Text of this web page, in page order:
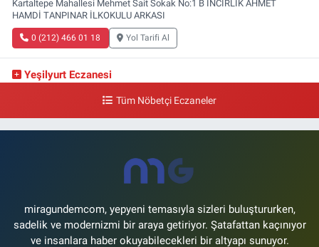
Kartaltepe Mahallesi Mehmet Sait Sokak No:1 B İNCİRLİK AHMET
HAMDİ TANPINAR İLKOKULU ARKASI
0 (212) 466 01 18 Yol Tarifi Al
Yeşilyurt Eczanesi
Şenlikköy Mahallesi Eski Halkalı Caddesi 33 Akvaryum Yanı Akua Florya
0 (212) 574 24 20
Tüm Nöbetçi Eczaneler
miragundemcom, yepyeni temasıyla sizleri buluştururken,
sadelik ve modernizmi bir araya getiriyor. Şatafattan kaçınıyor
ve insanlara haber okuyabilecekleri bir altyapı sunuyor.